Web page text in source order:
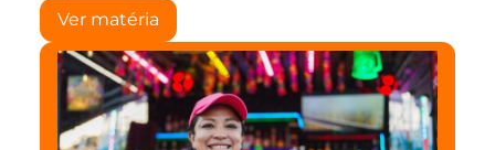
Ver matéria